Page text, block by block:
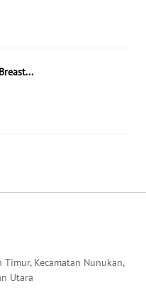
Kecamatan Nunukan,
Utara